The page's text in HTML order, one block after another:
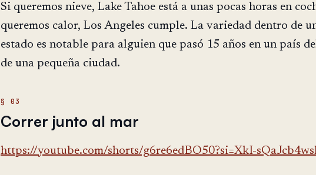
Si queremos nieve, Lake Tahoe está a unas pocas horas en
queremos calor, Los Angeles cumple. La variedad dentro de
estado es notable para alguien que pasó 15 años en un país
de una pequeña ciudad.
Correr junto al mar
https://youtube.com/shorts/g6re6edBO50?si=XkI-